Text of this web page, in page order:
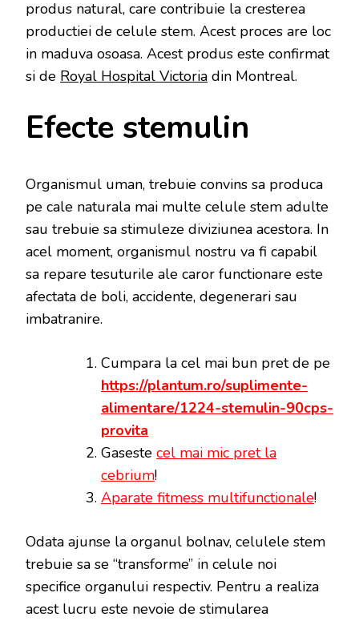
produs natural, care contribuie la cresterea
productiei de celule stem. Acest proces are loc
in maduva osoasa. Acest produs este confirmat
si de Royal Hospital Victoria din Montreal.
Efecte stemulin
Organismul uman, trebuie convins sa produca
pe cale naturala mai multe celule stem adulte
sau trebuie sa stimuleze diviziunea acestora. In
acel moment, organismul nostru va fi capabil
sa repare tesuturile ale caror functionare este
afectata de boli, accidente, degenerari sau
imbatranire.
Cumpara la cel mai bun pret de pe
https://plantum.ro/suplimente-
alimentare/1224-stemulin-90cps-
provita
Gaseste cel mai mic pret la
cebrium!
Aparate fitmess multifunctionale!
Odata ajunse la organul bolnav, celulele stem
trebuie sa se “transforme” in celule noi
specifice organului respectiv. Pentru a realiza
acest lucru este nevoie de stimularea